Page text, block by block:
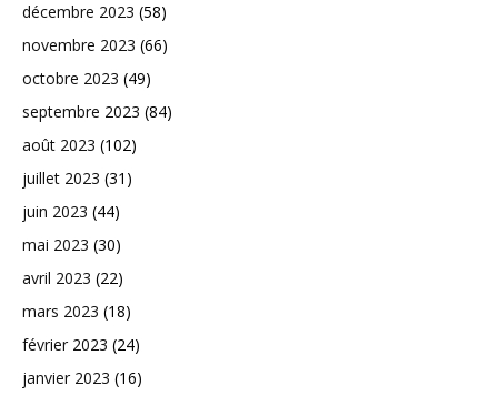
décembre 2023 (58)
novembre 2023 (66)
octobre 2023 (49)
septembre 2023 (84)
août 2023 (102)
juillet 2023 (31)
juin 2023 (44)
mai 2023 (30)
avril 2023 (22)
mars 2023 (18)
février 2023 (24)
janvier 2023 (16)